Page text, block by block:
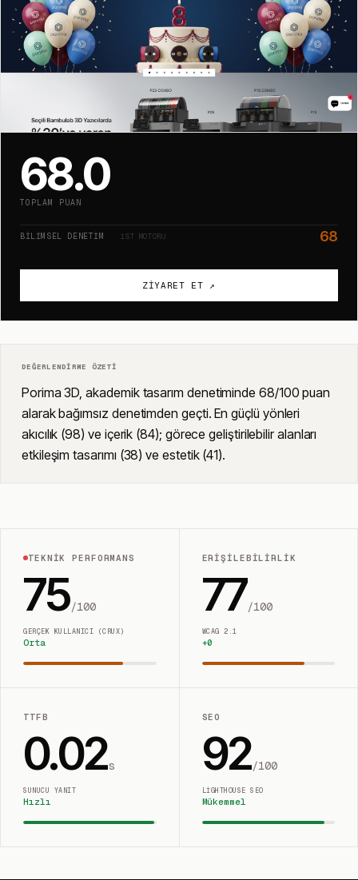
68.0
TOPLAM PUAN
BILIMSEL DENETIM · 1ST MOTORU 68
ZIYARET ET ↗
DEĞERLENDIRME ÖZETI
Porima 3D, akademik tasarım denetiminde 68/100 puan
alarak bağımsız denetimden geçti. En güçlü yönleri
akıcılık (98) ve içerik (84); görece geliştirilebilir alanları
etkileşim tasarımı (38) ve estetik (41).
TEKNIK PERFORMANS
75/100
GERÇEK KULLANICI (CRUX)
Orta
ERIŞILEBILIRLIK
77/100
WCAG 2.1
+0
TTFB
0.02s
SUNUCU YANIT
Hızlı
SEO
92/100
LIGHTHOUSE SEO
Mükemmel